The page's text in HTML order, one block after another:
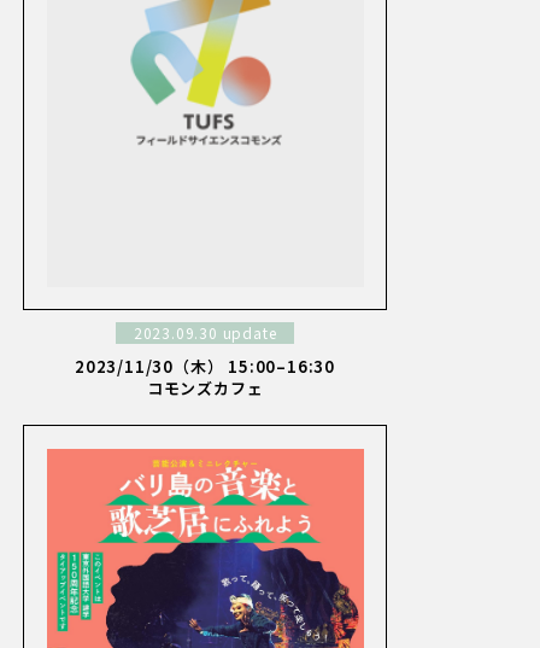
2023.09.30 update
2023/11/30（木） 15:00–16:30
コモンズカフェ